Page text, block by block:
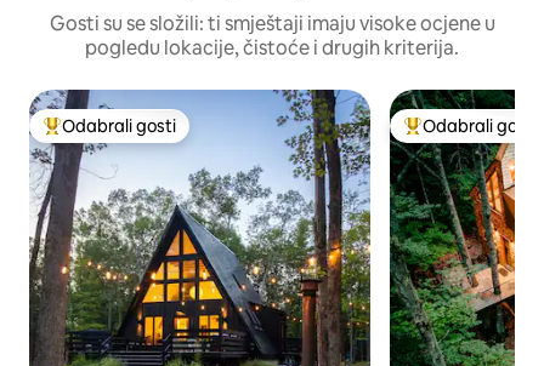
Gosti su se složili: ti smještaji imaju visoke ocjene u
pogledu lokacije, čistoće i drugih kriterija.
Među najviše rangiranima s oznakom „Odabrali gosti”
Odabrali gosti Među najviše
Odabrali gosti